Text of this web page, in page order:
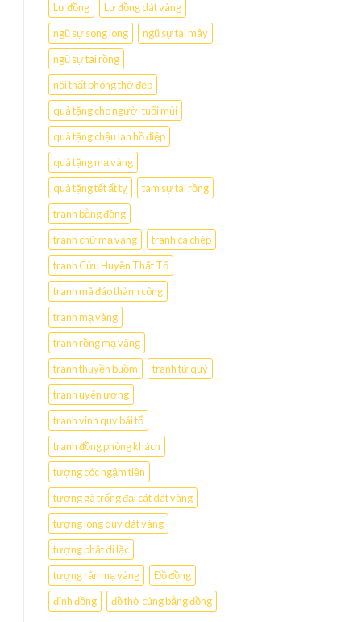
Lư đồng
Lư đồng dát vàng
ngũ sự song long
ngũ sự tai mây
ngũ sự tai rồng
nội thất phòng thờ đẹp
quà tặng cho người tuổi mùi
quà tặng chậu lan hồ điệp
quà tặng mạ vàng
quà tặng tết ất tỵ
tam sự tai rồng
tranh bằng đồng
tranh chữ mạ vàng
tranh cá chép
tranh Cửu Huyền Thất Tổ
tranh mã đáo thành công
tranh mạ vàng
tranh rồng mạ vàng
tranh thuyền buồm
tranh tứ quý
tranh uyên ương
tranh vinh quy bái tổ
tranh đồng phòng khách
tượng cóc ngậm tiền
tượng gà trống đại cát dát vàng
tượng long quy dát vàng
tượng phật di lặc
tượng rắn mạ vàng
Đồ đồng
đỉnh đồng
đồ thờ cúng bằng đồng